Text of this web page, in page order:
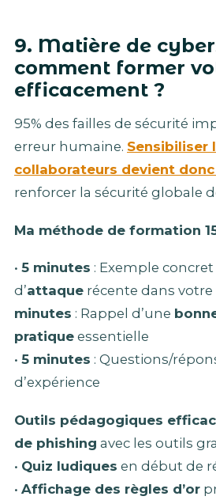
9. Matière de
comment former
efficacement ?
95% des failles de sécurité
erreur humaine. Sensibiliser
collaborateurs devient
renforcer la sécurité globale
Ma méthode de formation
• 5 minutes : Exemple concret
d’attaque récente dans votre
minutes : Rappel d’une
pratique essentielle
• 5 minutes : Questions/
d’expérience
Outils pédagogiques
de phishing avec les outils
• Quiz ludiques en début de
• Affichage des règles d’or